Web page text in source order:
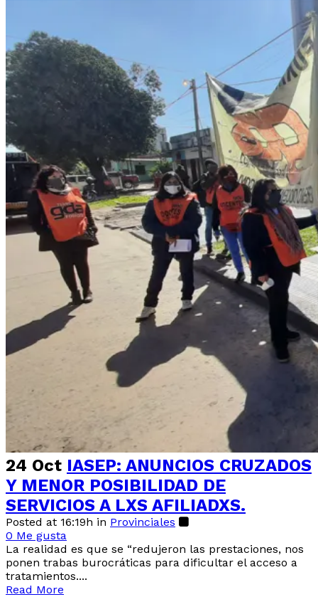
24 Oct IASEP: ANUNCIOS CRUZADOS
Y MENOR POSIBILIDAD DE
SERVICIOS A LXS AFILIADXS.
Posted at 16:19h in Provinciales
0 Me gusta
La realidad es que se “redujeron las prestaciones, nos
ponen trabas burocráticas para dificultar el acceso a
tratamientos....
Read More